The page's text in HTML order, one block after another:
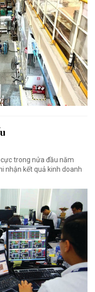
trong nửa đầu năm
nhận kết quả kinh doanh